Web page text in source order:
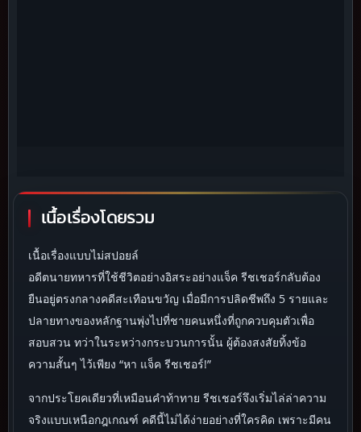
เนื้อเรื่องโดยรวม
เนื้อเรื่องแบบไม่สปอยล์
อดีตนายทหารที่ใช้ชีวิตอย่างอิสระอย่างแจ็ค รีชเชอร์กลับต้อง
ยืนอยู่ตรงกลางคดีสะเทือนขวัญ เมื่อมีการปลิดชีพถึง 5 รายและ
ปลายทางของหลักฐานพุ่งไปที่ชายคนหนึ่งที่ถูกควบคุมตัวเพื่อ
สอบสวน ทว่าในระหว่างกระบวนการนั้น ผู้ต้องสงสัยทิ้งข้อ
ความสั้นๆ ไว้เพียง “หา แจ็ค รีชเชอร์!”
จากประโยคเดียวที่เหมือนคำท้าทาย รีชเชอร์จึงเริ่มไล่ล่าความ
จริงแบบเหนือกฎเกณฑ์ คดีนี้ไม่ได้ง่ายอย่างที่ใครคิด เพราะมีคน